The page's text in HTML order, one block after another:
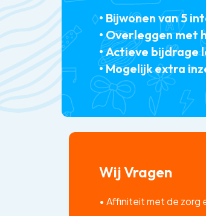
• Bijwonen van 5
• Overleggen met
• Actieve bijdrage
• Mogelijk extra
Wij Vragen
• Affiniteit met de